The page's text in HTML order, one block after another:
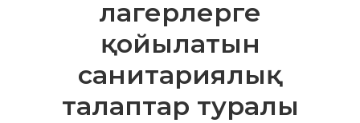
лагерлерге
қойылатын
санитариялық
талаптар туралы